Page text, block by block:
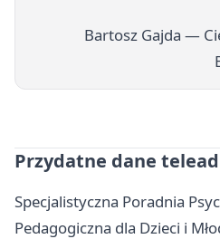
Bartosz Gajda —
Przydatne dane
Specjalistyczna Poradnia
Pedagogiczna dla Dzieci i